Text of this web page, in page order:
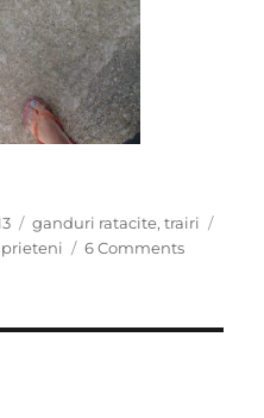
Categories
ganduri ratacite,trairi
prieteni 6 Commentson